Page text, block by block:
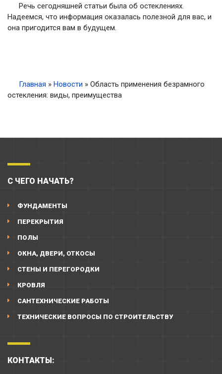
Речь сегодняшней статьи была об остеклениях.
Надеемся, что информация оказалась полезной для вас, и
она пригодится вам в будущем.
Главная » Новости » Область применения безрамного
остекления: виды, преимущества
С ЧЕГО НАЧАТЬ?
ФУНДАМЕНТЫ
ПЕРЕКРЫТИЯ
ПОЛЫ
ОКНА, ДВЕРИ, ОТКОСЫ
СТЕНЫ И ПЕРЕГОРОДКИ
КРОВЛЯ
САНТЕХНИЧЕСКИЕ РАБОТЫ
ТЕХНИЧЕСКИЕ ВОПРОСЫ ПО СТРОИТЕЛЬСТВУ
КОНТАКТЫ: